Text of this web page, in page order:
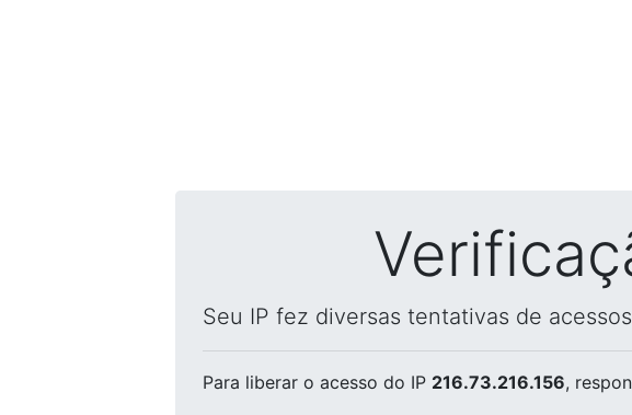
Seu IP fez diversas tentativas de
Para liberar o acesso do IP 216.73.216.156,